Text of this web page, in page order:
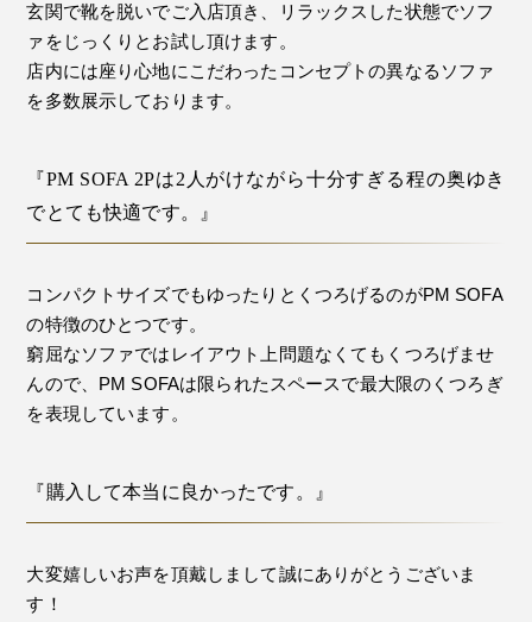
玄関で靴を脱いでご入店頂き、リラックスした状態でソフ
ァをじっくりとお試し頂けます。
店内には座り心地にこだわったコンセプトの異なるソファ
を多数展示しております。
『PM SOFA 2Pは2人がけながら十分すぎる程の奥ゆき
でとても快適です。』
コンパクトサイズでもゆったりとくつろげるのがPM SOFA
の特徴のひとつです。
窮屈なソファではレイアウト上問題なくてもくつろげませ
んので、PM SOFAは限られたスペースで最大限のくつろぎ
を表現しています。
『購入して本当に良かったです。』
大変嬉しいお声を頂戴しまして誠にありがとうございま
す！